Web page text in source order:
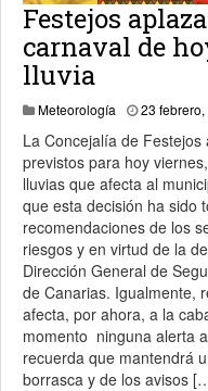
Festejos
carnaval de
lluvia
Meteorología 23 febrero,
La Concejalía de
previstos para hoy
lluvias que afecta al
que esta decisión ha sido
recomendaciones de los
riesgos y en virtud de la
Dirección General de
de Canarias. Igualmente,
afecta, por ahora, a la
momento ninguna alerta
recuerda que mantendrá
borrasca y de los avisos